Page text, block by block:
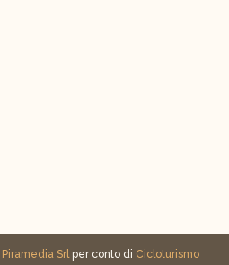
Piramedia Srlper conto di Cicloturismo